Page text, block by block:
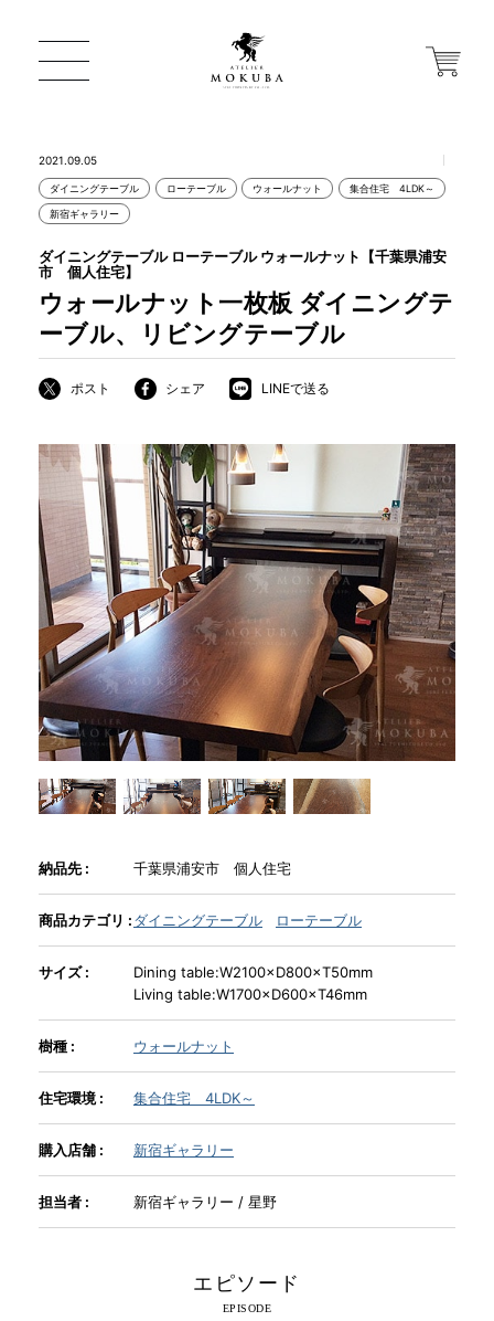
一枚板 ATELIER MOKUBA HOME
MOKUBA について
商品情報
直営店
イベント
WEBカタログ
新入荷情報
納品事例
INFORMATION
MOKUBA CHANNEL
よくあるご質問
2021.09.05
ダイニングテーブル ローテーブル ウォールナット 集合住宅 4LDK～
新宿ギャラリー
ウォールナット一枚板 ダイニングテ
ーブル、リビングテーブル
ダイニングテーブル ローテーブル ウォールナット【千葉県浦安
市 個人住宅】
ポスト シェア LINEで送る
納品先 : 千葉県浦安市 個人住宅
商品カテゴリ :ダイニングテーブル ローテーブル
サイズ :
Dining table:W2100×D800×T50mm
Living table:W1700×D600×T46mm
樹種 : ウォールナット
住宅環境 : 集合住宅 4LDK～
購入店舗 : 新宿ギャラリー
担当者 : 新宿ギャラリー / 星野
エピソード